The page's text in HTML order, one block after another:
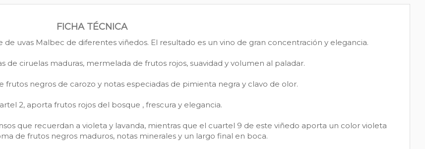
FICHA TÉCNICA
uvas Malbec de diferentes viñedos. El resultado es un vino de gran concentración y elegancia.
de ciruelas maduras, mermelada de frutos rojos, suavidad y volumen al paladar.
frutos negros de carozo y notas especiadas de pimienta negra y clavo de olor.
2, aporta frutos rojos del bosque , frescura y elegancia.
que recuerdan a violeta y lavanda, mientras que el cuartel 9 de este viñedo aporta un color violeta
de frutos negros maduros, notas minerales y un largo final en boca.